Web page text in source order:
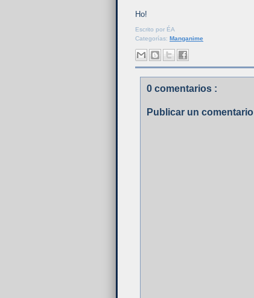
Ho!
Escrito por ÉA
Categorías: Manganime
0 comentarios :
Publicar un comentario